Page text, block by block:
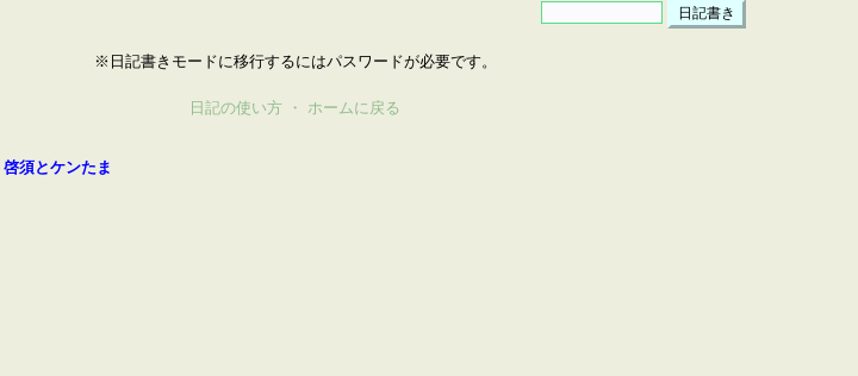
※日記書きモードに移行するにはパスワードが必要です。
日記の使い方 ・ ホームに戻る
啓須とケンたま